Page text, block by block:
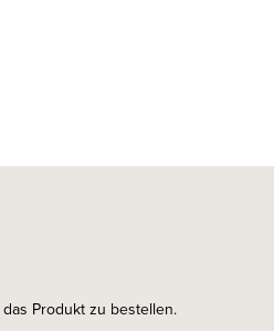
Produkt zu bestellen.